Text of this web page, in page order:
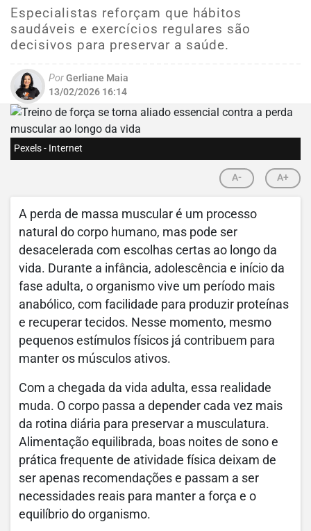
Especialistas reforçam que hábitos
saudáveis e exercícios regulares são
decisivos para preservar a saúde.
PorGerliane Maia
13/02/2026 16:14
Pexels - Internet
A- A+
A perda de massa muscular é um processo
natural do corpo humano, mas pode ser
desacelerada com escolhas certas ao longo da
vida. Durante a infância, adolescência e início da
fase adulta, o organismo vive um período mais
anabólico, com facilidade para produzir proteínas
e recuperar tecidos. Nesse momento, mesmo
pequenos estímulos físicos já contribuem para
manter os músculos ativos.
Com a chegada da vida adulta, essa realidade
muda. O corpo passa a depender cada vez mais
da rotina diária para preservar a musculatura.
Alimentação equilibrada, boas noites de sono e
prática frequente de atividade física deixam de
ser apenas recomendações e passam a ser
necessidades reais para manter a força e o
equilíbrio do organismo.